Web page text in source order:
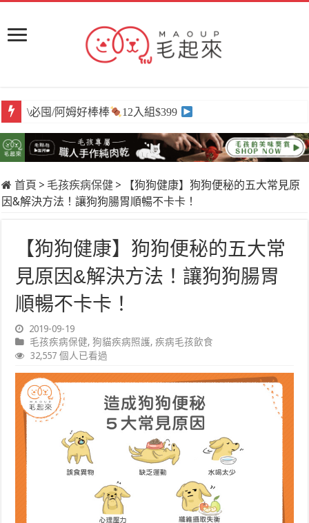
\必囤/阿姆好棒棒 12入組$399
首頁 > 毛孩疾病保健 >
【狗狗健康】狗狗便秘的五大常見原
因&解決方法！讓狗狗腸胃順暢不卡卡！
【狗狗健康】狗狗便秘的五大常
見原因&解決方法！讓狗狗腸胃
順暢不卡卡！
2019-09-19
毛孩疾病保健,狗貓疾病照護,疾病毛孩飲食
32,557 個人已看過